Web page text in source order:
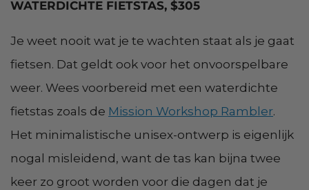
WATERDICHTE FIETSTAS, $305
Je weet nooit wat je te wachten staat als je gaat
fietsen. Dat geldt ook voor het onvoorspelbare
weer. Wees voorbereid met een waterdichte
fietstas zoals de Mission Workshop Rambler.
Het minimalistische unisex-ontwerp is eigenlijk
nogal misleidend, want de tas kan bijna twee
keer zo groot worden voor die dagen dat je